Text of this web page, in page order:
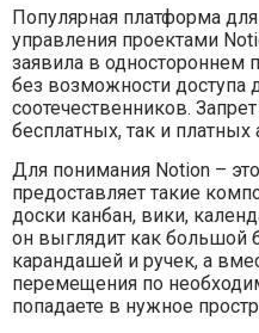
Популярная платформа
управления проектами
заявила в одностороннем
без возможности доступа
соотечественников.
бесплатных, так и платных
Для понимания Notion –
предоставляет такие
доски канбан, вики,
он выглядит как большой
карандашей и ручек, а
перемещения по
попадаете в нужное